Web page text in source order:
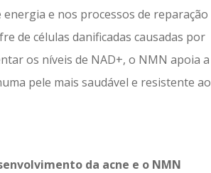
e nos processos de reparação
de células danificadas causadas por
os níveis de NAD+, o NMN apoia a
pele mais saudável e resistente ao
da acne e o NMN